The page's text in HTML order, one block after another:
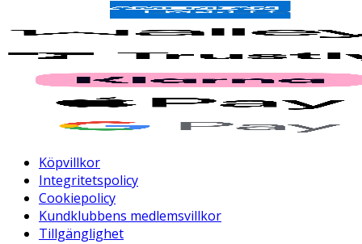
Köpvillkor
Integritetspolicy
Cookiepolicy
Kundklubbens medlemsvillkor
Tillgänglighet